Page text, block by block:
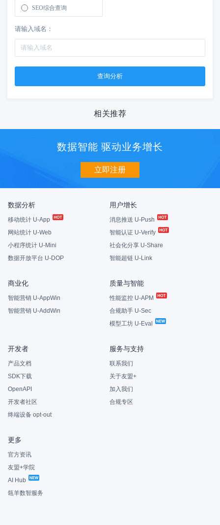
SEO综合查询
请输入域名：
相关推荐
数据智能 驱动业务增长
立即注册
数据分析
移动统计 U-App
网站统计 U-Web
小程序统计 U-Mini
数据开放平台 U-DOP
用户增长
消息推送 U-Push
智能认证 U-Verify
社会化分享 U-Share
智能超链 U-Link
商业化
智能营销 U-AppWin
智能营销 U-AddWin
质量与智能
性能监控 U-APM
合规助手 U-Sec
模型工坊 U-Eval
开发者
产品文档
SDK下载
OpenAPI
开发者社区
终端设备 opt-out
服务与支持
联系我们
关于友盟+
加入我们
合规专区
更多
官方资讯
友盟+学院
AI Hub
瓴羊数智服务